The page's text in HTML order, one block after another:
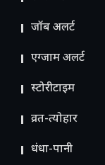
जॉब अलर्ट
एग्जाम अलर्ट
स्टोरीटाइम
व्रत-त्योहार
धंधा-पानी